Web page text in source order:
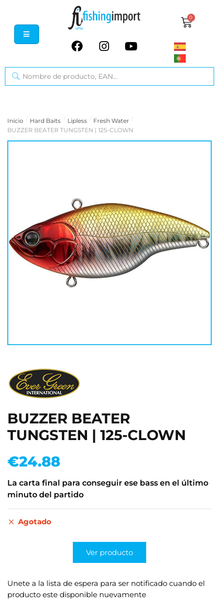
0
Inicio / Hard Baits / Lipless / Fresh Water /
BUZZER BEATER TUNGSTEN | 125-CLOWN
BUZZER BEATER
TUNGSTEN | 125-CLOWN
€24.88
La carta final para conseguir ese bass en el último
minuto del partido
Agotado
Ver producto
Unete a la lista de espera para ser notificado cuando el
producto este disponible nuevamente